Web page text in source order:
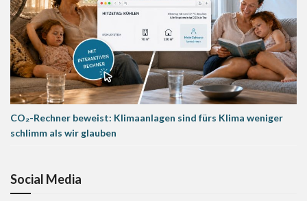
CO₂-Rechner beweist: Klimaanlagen sind fürs Klima weniger
schlimm als wir glauben
Social Media